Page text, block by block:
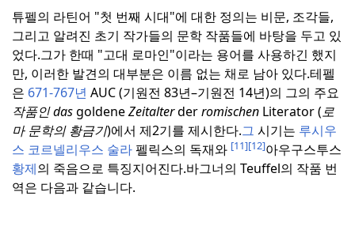
튜펠의 라틴어 "첫 번째 시대"에 대한 정의는 비문, 조각들,
그리고 알려진 초기 작가들의 문학 작품들에 바탕을 두고 있
었다.그가 한때 "고대 로마인"이라는 용어를 사용하긴 했지
만, 이러한 발견의 대부분은 이름 없는 채로 남아 있다.테펠
은 671-767년 AUC (기원전 83년–기원전 14년)의 그의 주요
작품인 dasgoldeneZeitalterderromischen Literator (로
마 문학의 황금기)에서 제2기를 제시한다.그 시기는 루시우
스 코르넬리우스 술라펠릭스의 독재와 [11][12]아우구스투스
황제의 죽음으로 특징지어진다.바그너의 Teuffel의 작품 번
역은 다음과 같습니다.